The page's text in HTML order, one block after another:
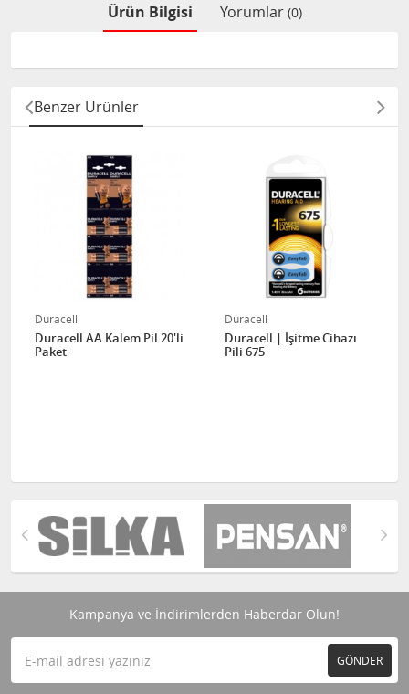
Ürün Bilgisi Yorumlar (0)
Benzer Ürünler
Duracell
Duracell AA Kalem Pil 20'li
Paket
Duracell
Duracell | İşitme Cihazı
Pili 675
Kampanya ve İndirimlerden Haberdar Olun!
GÖNDER